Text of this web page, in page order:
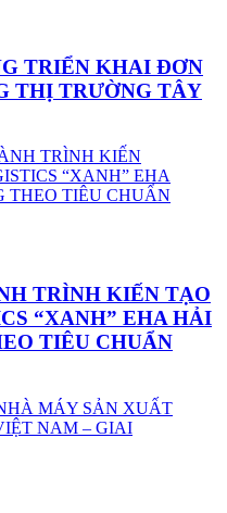
TRIỂN KHAI ĐƠN
THỊ TRƯỜNG TÂY
TRÌNH KIẾN TẠO
“XANH” EHA HẢI
TIÊU CHUẨN